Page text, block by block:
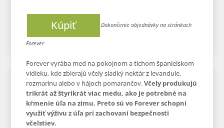
Kúpiť
Forever vyrába med na pokojnom a tichom španielskom
vidieku, kde zbierajú včely sladký nektár z levandule,
rozmarínu alebo v hájoch pomarančov.Včely produkujú
trikrát až štyrikrát viac medu, ako je potrebné na
kŕmenie úľa na zimu. Preto sú vo Forever schopní
využiť výživu z úľa pri zachovaní bezpečnosti
včelstiev.